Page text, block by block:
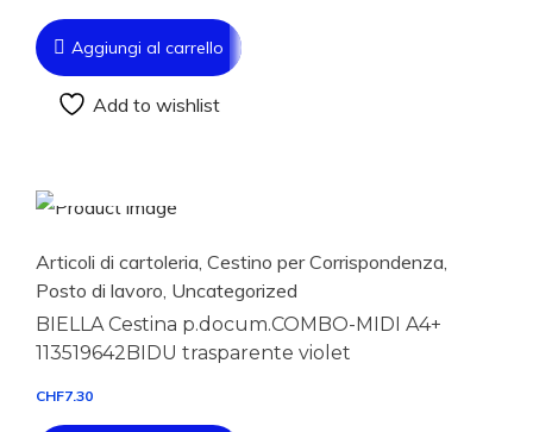
Aggiungi al carrello
Add to wishlist
Articoli di cartoleria Cestino per Corrispondenza
Posto di lavoro Uncategorized
BIELLA Cestina p.docum.COMBO-MIDI A4+
113519642BIDU trasparente violet
CHF7.30